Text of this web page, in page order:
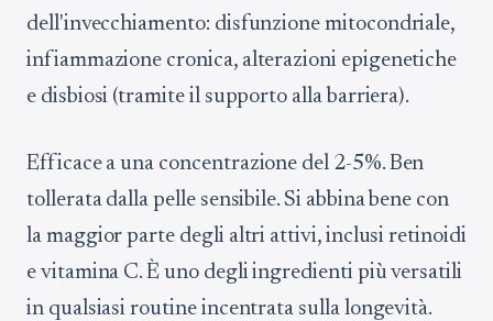
dell'invecchiamento: disfunzione mitocondriale,
infiammazione cronica, alterazioni epigenetiche
e disbiosi (tramite il supporto alla barriera).
Efficace a una concentrazione del 2-5%. Ben
tollerata dalla pelle sensibile. Si abbina bene con
la maggior parte degli altri attivi, inclusi retinoidi
e vitamina C. È uno degli ingredienti più versatili
in qualsiasi routine incentrata sulla longevità.